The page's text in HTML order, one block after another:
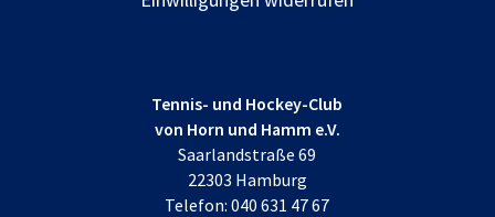
Tennis- und Hockey-Club
von Horn und Hamm e.V.
Saarlandstraße 69
22303 Hamburg
Telefon:040 631 47 67